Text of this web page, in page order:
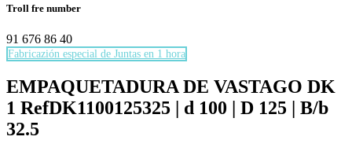
Troll fre number
91 676 86 40
Fabricazión especial de Juntas en 1 hora
EMPAQUETADURA DE VASTAGO DK
1 RefDK1100125325 | d 100 | D 125 | B/b
32.5
Necesarias
Estas
cookies no
son
opcionales.
Son